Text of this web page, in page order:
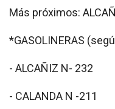
Más próximos:
*GASOLINERAS
- ALCAÑIZ N- 232
- CALANDA N -211